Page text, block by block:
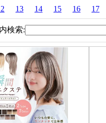
13 14 15 16 17
検索: